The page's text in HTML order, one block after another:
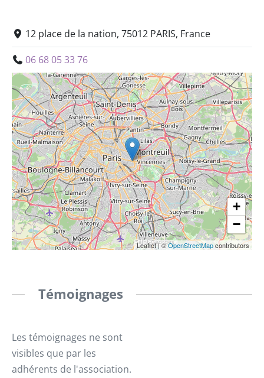
12 place de la nation, 75012 PARIS, France
06 68 05 33 76
+
−
Leaflet|©OpenStreetMapcontributors
Témoignages
Les témoignages ne sont
visibles que par les
adhérents de l'association.